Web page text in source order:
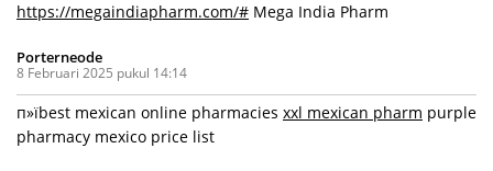
https://megaindiapharm.com/# Mega India Pharm
Porterneode
8 Februari 2025 pukul 14:14
п»їbest mexican online pharmacies xxl mexican pharm purple
pharmacy mexico price list